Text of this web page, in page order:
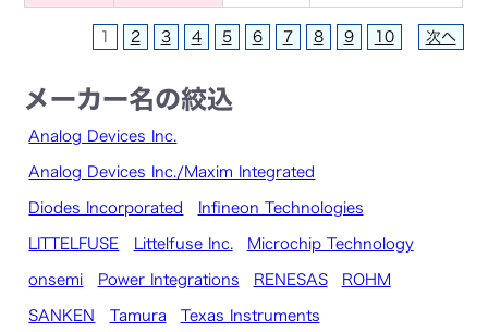
1 2 3 4 5 6 7 8 9 10 次へ
メーカー名の絞込
Analog Devices Inc.
Analog Devices Inc./Maxim Integrated
Diodes Incorporated Infineon Technologies
LITTELFUSE Littelfuse Inc. Microchip Technology
onsemi Power Integrations RENESAS ROHM
SANKEN Tamura Texas Instruments